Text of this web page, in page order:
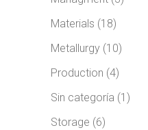
Materials (18)
Metallurgy (10)
Production (4)
Sin categoría (1)
Storage (6)